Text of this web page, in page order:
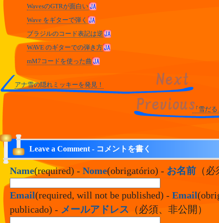
WavesのGTRが面白い
Wave をギターで弾く
ブラジルのコード表記は逆
WAVE のギターでの弾き方
mM7コードを使った曲
アナ雪の隠れミッキーを発見！
『雪だ
Leave a Comment - コメントを書く
Name(required) - Nome(obrigatório) - お名前 （
Email(required, will not be published) - Email
publicado) - メールアドレス （必須、非公開）